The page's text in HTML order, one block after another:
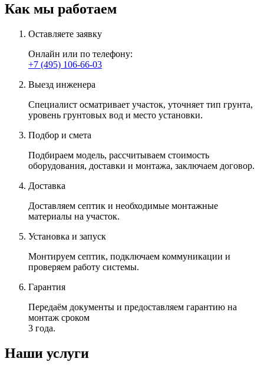
Как мы работаем
Оставляете заявку
Онлайн или по телефону:
+7 (495) 106-66-03
Выезд инженера
Специалист осматривает участок, уточняет тип грунта,
уровень грунтовых вод и место установки.
Подбор и смета
Подбираем модель, рассчитываем стоимость
оборудования, доставки и монтажа, заключаем договор.
Доставка
Доставляем септик и необходимые монтажные
материалы на участок.
Установка и запуск
Монтируем септик, подключаем коммуникации и
проверяем работу системы.
Гарантия
Передаём документы и предоставляем гарантию на
монтаж сроком
3 года.
Наши услуги